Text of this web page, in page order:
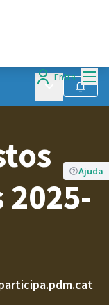
Entra
Menú Seguir
Ajuda
extern)